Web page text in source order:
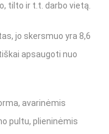
tilto ir t.t. darbo vietą.
jo skersmuo yra 8,6
apsaugoti nuo
avarinėmis
pultu, plieninėmis